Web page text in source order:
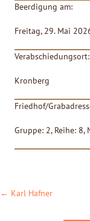
Beerdigung am:
Freitag, 29. Mai
Verabschiedungsort:
Kronberg
Friedhof/
Gruppe: 2, Reihe: 8,
POSTS
← Karl Hafner